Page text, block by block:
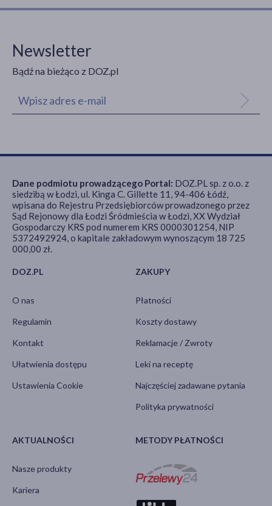
Newsletter
Bądź na bieżąco z DOZ.pl
DOZ.PL
O nas
Regulamin
Kontakt
Ułatwienia dostępu
Ustawienia Cookie
ZAKUPY
Płatności
Koszty dostawy
Reklamacje / Zwroty
Leki na receptę
Najczęściej zadawane pytania
Polityka prywatności
AKTUALNOŚCI
Nasze produkty
Kariera
METODY PŁATNOŚCI
Dane podmiotu prowadzącego Portal: DOZ.PL sp. z o.o. z
siedzibą w Łodzi, ul. Kinga C. Gillette 11, 94-406 Łódź,
wpisana do Rejestru Przedsiębiorców prowadzonego przez
Sąd Rejonowy dla Łodzi Śródmieścia w Łodzi, XX Wydział
Gospodarczy KRS pod numerem KRS 0000301254, NIP
5372492924, o kapitale zakładowym wynoszącym 18 725
000,00 zł.